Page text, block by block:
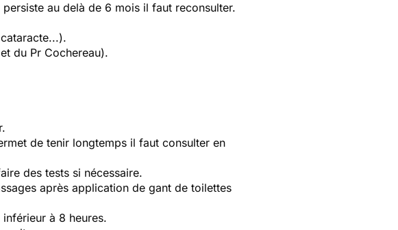
au delà de 6 mois il faut reconsulter.
du Pr Cochereau).
de tenir longtemps il faut consulter en
des tests si nécessaire.
après application de gant de toilettes
à 8 heures.